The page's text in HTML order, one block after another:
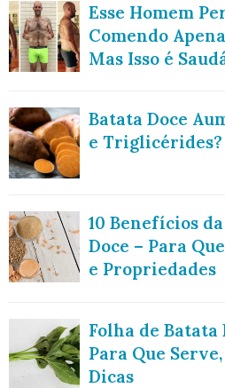
Esse Homem
Comendo
Mas Isso é
Batata Doce
e Triglicérides?
10 Benefícios
Doce – Para
e Propriedades
Folha de Batata
Para Que
Dicas